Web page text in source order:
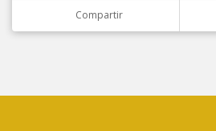
Compartir